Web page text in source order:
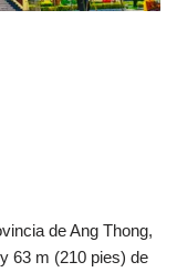
de Ang Thong,
63 m (210 pies) de